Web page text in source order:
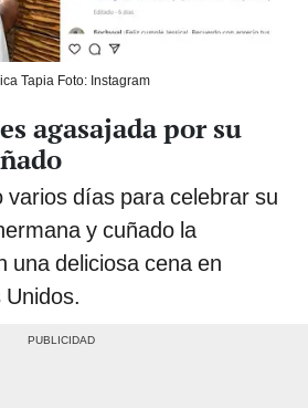
Tapia Foto: Instagram
agasajada por su
varios días para celebrar su
y cuñado la
una deliciosa cena en